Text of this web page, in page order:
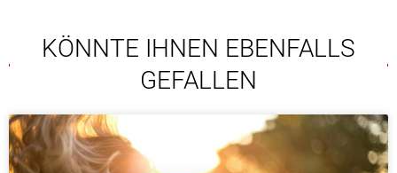
KÖNNTE IHNEN EBENFALLS
GEFALLEN